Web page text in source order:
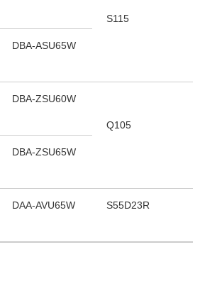
S115
DBA-ASU65W
DBA-ZSU60W
Q105
DBA-ZSU65W
DAA-AVU65W S55D23R